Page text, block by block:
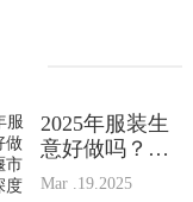
2025年服装生
意好做吗？十
堰市场前景深
Mar .19.2025